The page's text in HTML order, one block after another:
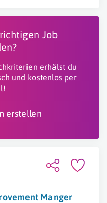
Job
erhälst du
und kostenlos per
erstellen
Manger